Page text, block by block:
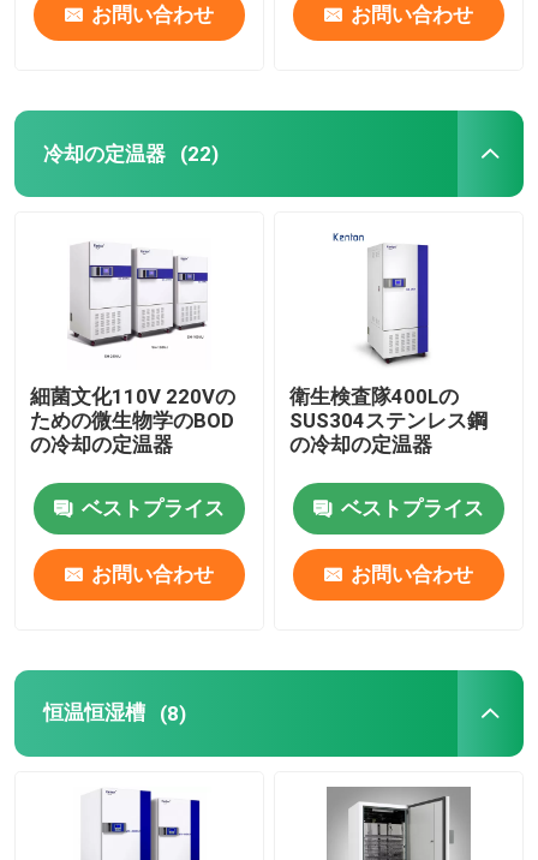
お問い合わせ お問い合わせ
冷却の定温器 (22)
細菌文化110V 220Vの
ための微生物学のBOD
の冷却の定温器
ベストプライス
お問い合わせ
衛生検査隊400Lの
SUS304ステンレス鋼
の冷却の定温器
ベストプライス
お問い合わせ
恒温恒湿槽 (8)